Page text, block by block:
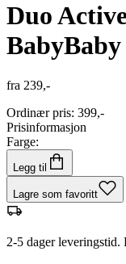
Duo
BabyBaby
fra 239,-
Ordinær pris: 399,-
Prisinformasjon
Farge:
Legg til
Lagre som favoritt
2-5 dager